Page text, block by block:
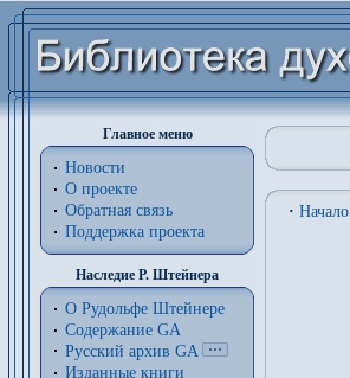
Главное меню
Новости
О проекте
Обратная связь
Поддержка проекта
Наследие Р. Штейнера
О Рудольфе Штейнере
Содержание GA
Русский архив GA
Изданные книги
· Начало